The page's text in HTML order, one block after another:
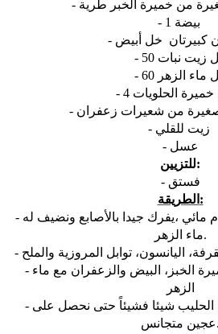
كبيرتان خل أبيض
مل زيت نبات
مل ماء الزهر
خميرة الحلويات
- عسل
للتزيين:
- فستق
الطريقة:
- يسخن الزعفران في حمام مائي ،يفرك جيدا بالأصابع ونضيف له
ماء الزهر.
- نضيف الزيت، الخل، خميرة الخبز، البيض والزعفران مع ماء
الزهر
- نخلط الكل جيدا. نضيف الحليب شيئا فشيئاً حتی نحصل علی
عجين متجانس.